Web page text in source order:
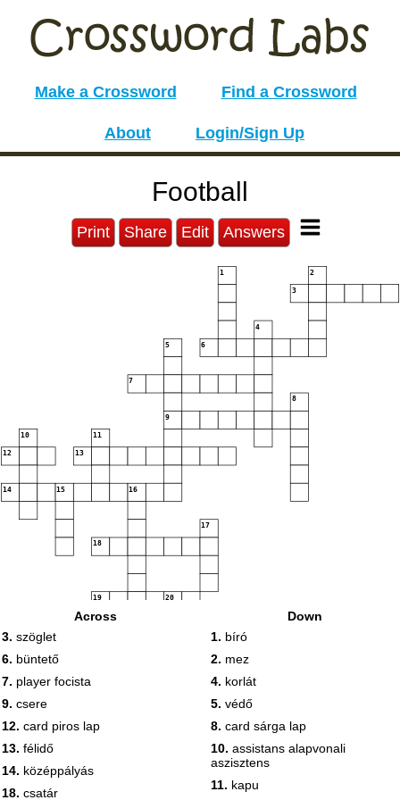
Make a Crossword Find a Crossword
About Login/Sign Up
Football
Print Share Edit Answers
1 2
3
4
5 6
7
8
9
10 11
12 13
14 15 16
17
18
19 20
Across
3. szöglet
6. büntető
7. player focista
9. csere
12. card piros lap
13. félidő
14. középpályás
18. csatár
Down
1. bíró
2. mez
4. korlát
5. védő
8. card sárga lap
10. assistans alapvonali
aszisztens
11. kapu